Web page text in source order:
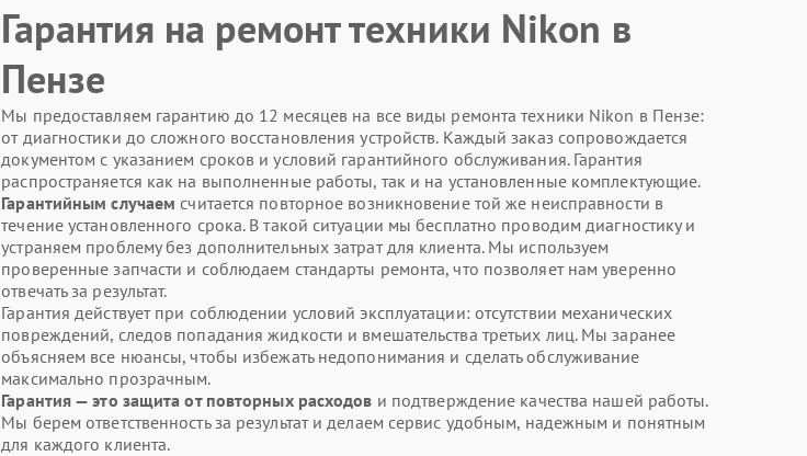
Гарантия на ремонт техники Nikon в
Пензе
Мы предоставляем гарантию до 12 месяцев на все виды ремонта техники Nikon в Пензе:
от диагностики до сложного восстановления устройств. Каждый заказ сопровождается
документом с указанием сроков и условий гарантийного обслуживания. Гарантия
распространяется как на выполненные работы, так и на установленные комплектующие.
Гарантийным случаем считается повторное возникновение той же неисправности в
течение установленного срока. В такой ситуации мы бесплатно проводим диагностику и
устраняем проблему без дополнительных затрат для клиента. Мы используем
проверенные запчасти и соблюдаем стандарты ремонта, что позволяет нам уверенно
отвечать за результат.
Гарантия действует при соблюдении условий эксплуатации: отсутствии механических
повреждений, следов попадания жидкости и вмешательства третьих лиц. Мы заранее
объясняем все нюансы, чтобы избежать недопонимания и сделать обслуживание
максимально прозрачным.
Гарантия — это защита от повторных расходов и подтверждение качества нашей работы.
Мы берем ответственность за результат и делаем сервис удобным, надежным и понятным
для каждого клиента.